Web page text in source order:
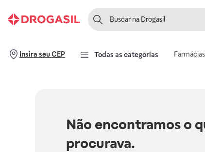
Insira seu CEP Todas as categorias Farmácias
Não encontramos o
procurava.